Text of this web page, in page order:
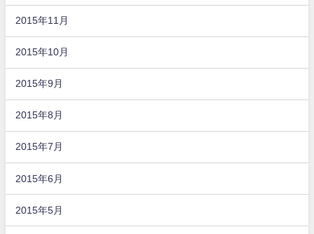
2015年11月
2015年10月
2015年9月
2015年8月
2015年7月
2015年6月
2015年5月